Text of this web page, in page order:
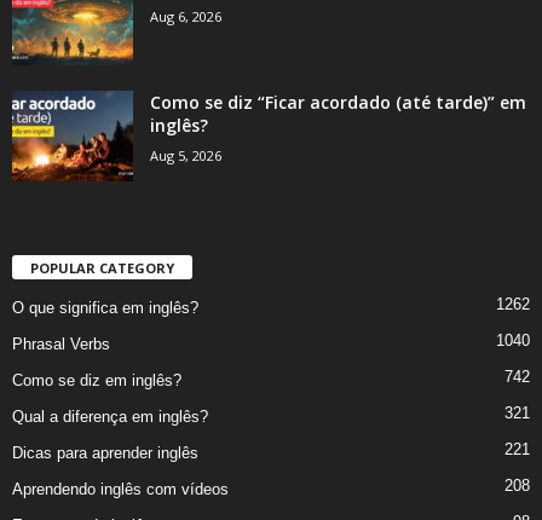
Aug 6, 2026
Como se diz “Ficar acordado (até tarde)” em
inglês?
Aug 5, 2026
POPULAR CATEGORY
O que significa em inglês? 1262
Phrasal Verbs 1040
Como se diz em inglês? 742
Qual a diferença em inglês? 321
Dicas para aprender inglês 221
Aprendendo inglês com vídeos 208